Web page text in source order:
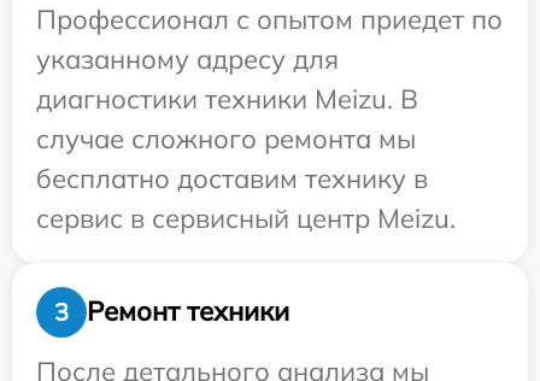
Профессионал с опытом приедет по
указанному адресу для
диагностики техники Meizu. В
случае сложного ремонта мы
бесплатно доставим технику в
сервис в сервисный центр Meizu.
3
Ремонт техники
После детального анализа мы